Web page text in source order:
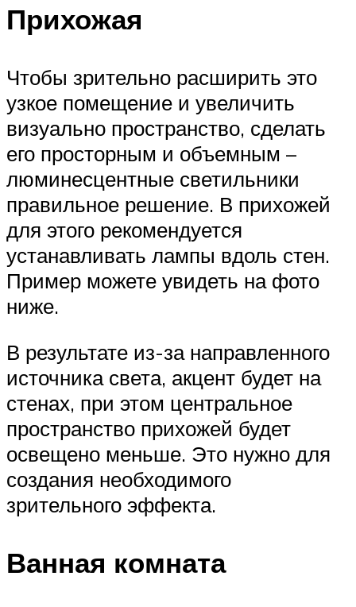
Прихожая
Чтобы зрительно расширить это
узкое помещение и увеличить
визуально пространство, сделать
его просторным и объемным –
люминесцентные светильники
правильное решение. В прихожей
для этого рекомендуется
устанавливать лампы вдоль стен.
Пример можете увидеть на фото
ниже.
В результате из-за направленного
источника света, акцент будет на
стенах, при этом центральное
пространство прихожей будет
освещено меньше. Это нужно для
создания необходимого
зрительного эффекта.
Ванная комната